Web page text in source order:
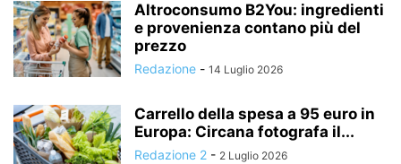
Altroconsumo B2You: ingredienti
e provenienza contano più del
prezzo
Redazione - 14 Luglio 2026
Carrello della spesa a 95 euro in
Europa: Circana fotografa il...
Redazione 2 - 2 Luglio 2026